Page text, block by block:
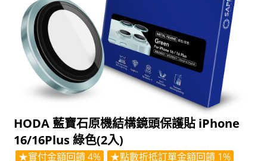
HODA 藍寶石原機結構鏡頭保護貼 iPhone
16/16Plus 綠色(2入)
★實付金額回饋 4% ★點數折抵訂單金額回饋 1%